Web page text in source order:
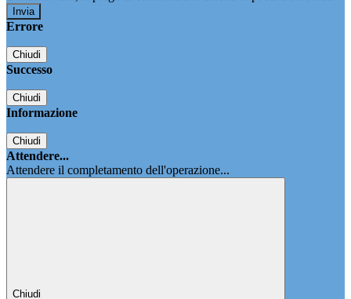
Errore
Chiudi
Successo
Chiudi
Informazione
Chiudi
Attendere...
Attendere il completamento dell'operazione...
Chiudi